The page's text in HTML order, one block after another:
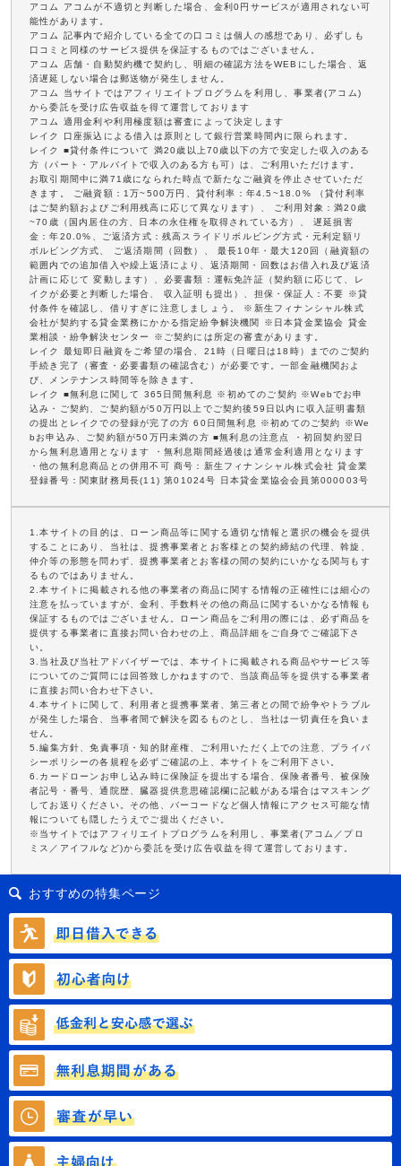
アコム アコムが不適切と判断した場合、金利0円サービスが適用されない可
能性があります。
アコム 記事内で紹介している全ての口コミは個人の感想であり、必ずしも
口コミと同様のサービス提供を保証するものではございません。
アコム 店舗・自動契約機で契約し、明細の確認方法をWEBにした場合、返
済遅延しない場合は郵送物が発生しません。
アコム 当サイトではアフィリエイトプログラムを利用し、事業者(アコム)
から委託を受け広告収益を得て運営しております
アコム 適用金利や利用極度額は審査によって決定します
レイク 口座振込による借入は原則として銀行営業時間内に限られます。
レイク ■貸付条件について 満20歳以上70歳以下の方で安定した収入のある
方（パート・アルバイトで収入のある方も可）は、ご利用いただけます。
お取引期間中に満71歳になられた時点で新たなご融資を停止させていただ
きます。 ご融資額：1万~500万円、貸付利率：年4.5~18.0% （貸付利率
はご契約額およびご利用残高に応じて異なります）、 ご利用対象：満20歳
~70歳（国内居住の方、日本の永住権を取得されている方）、 遅延損害
金：年20.0%、ご返済方式：残高スライドリボルビング方式・元利定額リ
ボルビング方式、 ご返済期間（回数）、 最長10年・最大120回（融資額の
範囲内での追加借入や繰上返済により、返済期間・回数はお借入れ及び返済
計画に応じて 変動します）、必要書類：運転免許証（契約額に応じて、レ
イクが必要と判断した場合、 収入証明も提出）、担保・保証人：不要 ※貸
付条件を確認し、借りすぎに注意しましょう。 ※新生フィナンシャル株式
会社が契約する貸金業務にかかる指定紛争解決機関 ※日本貸金業協会 貸金
業相談・紛争解決センター ※ご契約には所定の審査があります。
レイク 最短即日融資をご希望の場合、21時（日曜日は18時）までのご契約
手続き完了（審査・必要書類の確認含む）が必要です。一部金融機関およ
び、メンテナンス時間等を除きます。
レイク ■無利息に関して 365日間無利息 ※初めてのご契約 ※Webでお申
込み・ご契約、ご契約額が50万円以上でご契約後59日以内に収入証明書類
の提出とレイクでの登録が完了の方 60日間無利息 ※初めてのご契約 ※We
bお申込み、ご契約額が50万円未満の方 ■無利息の注意点 ・初回契約翌日
から無利息適用となります ・無利息期間経過後は通常金利適用となります
・他の無利息商品との併用不可 商号：新生フィナンシャル株式会社 貸金業
登録番号：関東財務局長(11) 第01024号 日本貸金業協会会員第000003号
1.本サイトの目的は、ローン商品等に関する適切な情報と選択の機会を提供
することにあり、当社は、提携事業者とお客様との契約締結の代理、斡旋、
仲介等の形態を問わず、提携事業者とお客様の間の契約にいかなる関与もす
るものではありません。
2.本サイトに掲載される他の事業者の商品に関する情報の正確性には細心の
注意を払っていますが、金利、手数料その他の商品に関するいかなる情報も
保証するものではございません。ローン商品をご利用の際には、必ず商品を
提供する事業者に直接お問い合わせの上、商品詳細をご自身でご確認下さ
い。
3.当社及び当社アドバイザーでは、本サイトに掲載される商品やサービス等
についてのご質問には回答致しかねますので、当該商品等を提供する事業者
に直接お問い合わせ下さい。
4.本サイトに関して、利用者と提携事業者、第三者との間で紛争やトラブル
が発生した場合、当事者間で解決を図るものとし、当社は一切責任を負いま
せん。
5.編集方針、免責事項・知的財産権、ご利用いただく上での注意、プライバ
シーポリシーの各規程を必ずご確認の上、本サイトをご利用下さい。
6.カードローンお申し込み時に保険証を提出する場合、保険者番号、被保険
者記号・番号、通院歴、臓器提供意思確認欄に記載がある場合はマスキング
してお送りください。その他、バーコードなど個人情報にアクセス可能な情
報についても隠したうえでご提出ください。
※当サイトではアフィリエイトプログラムを利用し、事業者(アコム／プロ
ミス／アイフルなど)から委託を受け広告収益を得て運営しております。
おすすめの特集ページ